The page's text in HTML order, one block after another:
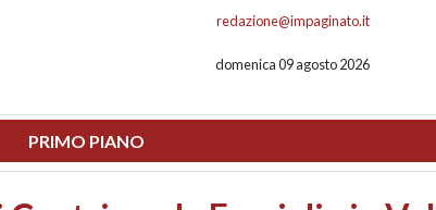
redazione@impaginato.it
domenica 09 agosto 2026
PRIMO PIANO